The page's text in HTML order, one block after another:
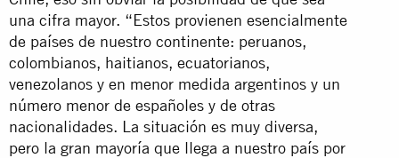
una cifra mayor. “Estos provienen esencialmente
de países de nuestro continente: peruanos,
colombianos, haitianos, ecuatorianos,
venezolanos y en menor medida argentinos y un
número menor de españoles y de otras
nacionalidades. La situación es muy diversa,
pero la gran mayoría que llega a nuestro país por